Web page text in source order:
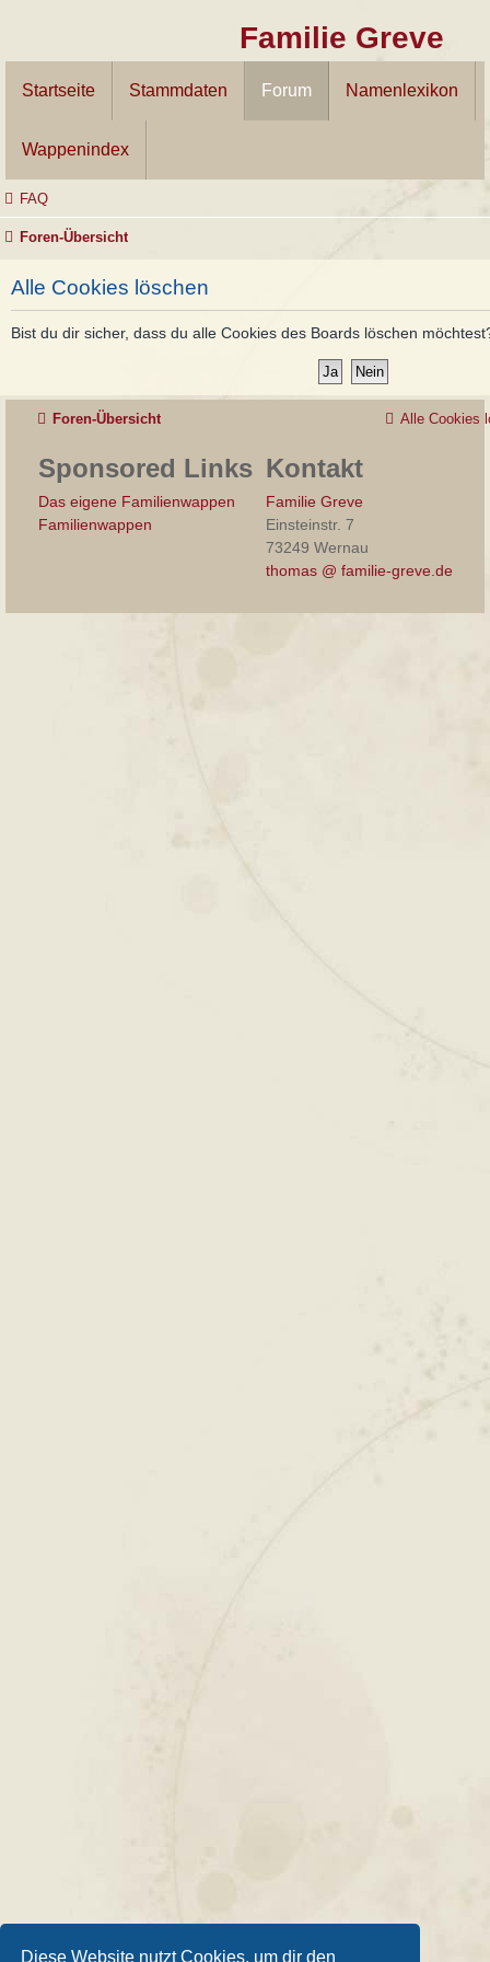
Diese Website nutzt Cookies, um dir den
Familie Greve
Startseite Stammdaten Forum Namenlexikon
Wappenindex
FAQ
Foren-Übersicht
Alle Cookies löschen
Bist du dir sicher, dass du alle Cookies des Boards löschen
Foren-Übersicht Alle Cookies
Sponsored Links
Das eigene Familienwappen
Familienwappen
Kontakt
Familie Greve
Einsteinstr. 7
73249 Wernau
thomas @ familie-greve.de